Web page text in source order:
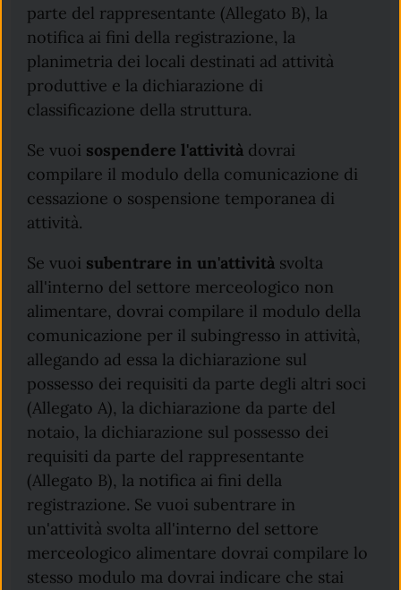
parte del rappresentante (Allegato B), la
notifica ai fini della registrazione, la
planimetria dei locali destinati ad attività
produttive e la dichiarazione di
classificazione della struttura.
Se vuoi sospendere l'attività dovrai
compilare il modulo della comunicazione di
cessazione o sospensione temporanea di
attività.
Se vuoi subentrare in un'attività svolta
all'interno del settore merceologico non
alimentare, dovrai compilare il modulo della
comunicazione per il subingresso in attività,
allegando ad essa la dichiarazione sul
possesso dei requisiti da parte degli altri soci
(Allegato A), la dichiarazione da parte del
notaio, la dichiarazione sul possesso dei
requisiti da parte del rappresentante
(Allegato B), la notifica ai fini della
registrazione. Se vuoi subentrare in
un'attività svolta all'interno del settore
merceologico alimentare dovrai compilare lo
stesso modulo ma dovrai indicare che stai